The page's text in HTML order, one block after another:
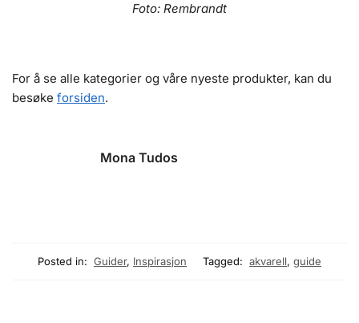
Foto: Rembrandt
For å se alle kategorier og våre nyeste produkter, kan du
besøke forsiden.
Mona Tudos
Posted in: Guider, Inspirasjon Tagged: akvarell, guide